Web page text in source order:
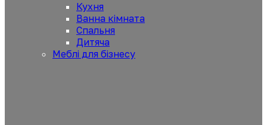
Кухня
Ванна кімната
Спальня
Дитяча
Меблі для бізнесу